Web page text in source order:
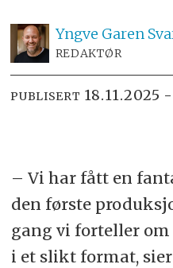
Yngve Garen
REDAKTØR
PUBLISERT 18.11.2025
– Vi har fått en
den første
gang vi forteller
i et slikt format,